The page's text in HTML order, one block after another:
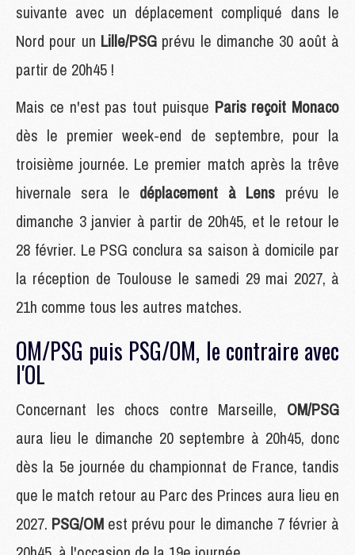
suivante avec un déplacement compliqué dans le
Nord pour un Lille/PSG prévu le dimanche 30 août à
partir de 20h45 !
Mais ce n'est pas tout puisque Paris reçoit Monaco
dès le premier week-end de septembre, pour la
troisième journée. Le premier match après la trêve
hivernale sera le déplacement à Lens prévu le
dimanche 3 janvier à partir de 20h45, et le retour le
28 février. Le PSG conclura sa saison à domicile par
la réception de Toulouse le samedi 29 mai 2027, à
21h comme tous les autres matches.
OM/PSG puis PSG/OM, le contraire avec
l'OL
Concernant les chocs contre Marseille, OM/PSG
aura lieu le dimanche 20 septembre à 20h45, donc
dès la 5e journée du championnat de France, tandis
que le match retour au Parc des Princes aura lieu en
2027. PSG/OM est prévu pour le dimanche 7 février à